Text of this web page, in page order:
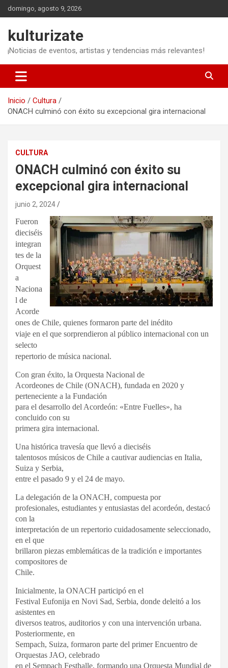
Saltar
al
domingo, agosto 9, 2026
kulturizate
¡Noticias de eventos, artistas y tendencias más relevantes!
Inicio
Cultura
ONACH culminó con éxito su excepcional gira internacional
CULTURA
ONACH culminó con éxito su
excepcional gira internacional
junio 2, 2024
Fueron
dieciséis
integran
tes de la
Orquest
a
Naciona
l de
Acorde
ones de Chile, quienes formaron parte del inédito
viaje en el que sorprendieron al público internacional con un
selecto
repertorio de música nacional.
Con gran éxito, la Orquesta Nacional de
Acordeones de Chile (ONACH), fundada en 2020 y
perteneciente a la Fundación
para el desarrollo del Acordeón: «Entre Fuelles», ha
concluido con su
primera gira internacional.
Una histórica travesía que llevó a dieciséis
talentosos músicos de Chile a cautivar audiencias en Italia,
Suiza y Serbia,
entre el pasado 9 y el 24 de mayo.
La delegación de la ONACH, compuesta por
profesionales, estudiantes y entusiastas del acordeón, destacó
con la
interpretación de un repertorio cuidadosamente seleccionado,
en el que
brillaron piezas emblemáticas de la tradición e importantes
compositores de
Chile.
Inicialmente, la ONACH participó en el
Festival Eufonija en Novi Sad, Serbia, donde deleitó a los
asistentes en
diversos teatros, auditorios y con una intervención urbana.
Posteriormente, en
Sempach, Suiza, formaron parte del primer Encuentro de
Orquestas JAO, celebrado
en el Sempach Festhalle, formando una Orquesta Mundial de